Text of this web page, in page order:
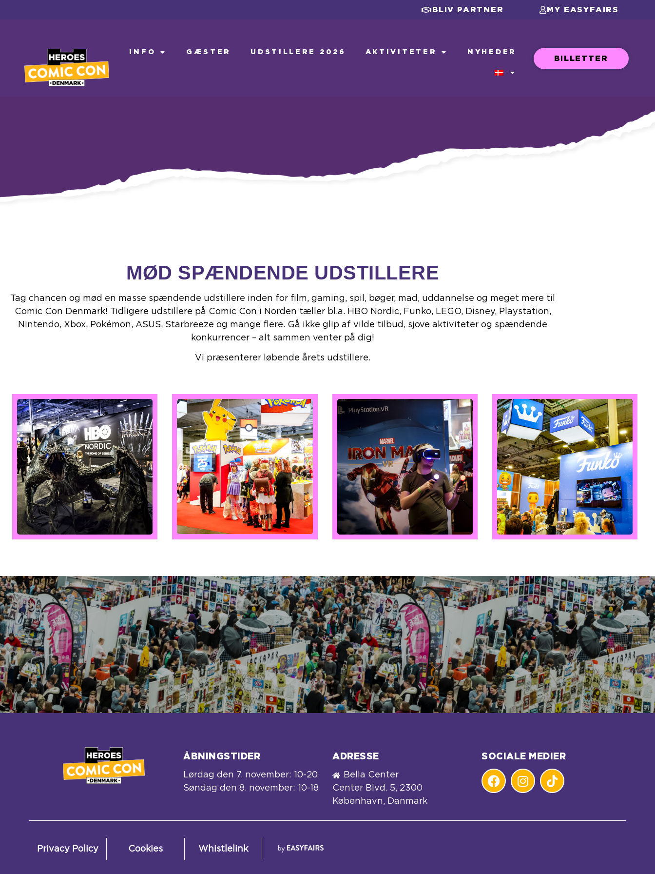
BLIV PARTNER MY EASYFAIRS
INFO GÆSTER UDSTILLERE 2026 AKTIVITETER NYHEDER
BILLETTER
MØD SPÆNDENDE UDSTILLERE
Tag chancen og mød en masse spændende udstillere inden for film, gaming, spil, bøger, mad, uddannelse og meget mere til
Comic Con Denmark! Tidligere udstillere på Comic Con i Norden tæller bl.a. HBO Nordic, Funko, LEGO, Disney, Playstation,
Nintendo, Xbox, Pokémon, ASUS, Starbreeze og mange flere. Gå ikke glip af vilde tilbud, sjove aktiviteter og spændende
konkurrencer – alt sammen venter på dig!
Vi præsenterer løbende årets udstillere.
ÅBNINGSTIDER
Lørdag den 7. november: 10-20
Søndag den 8. november: 10-18
ADRESSE
Bella Center
Center Blvd. 5, 2300
København, Danmark
SOCIALE MEDIER
Privacy Policy Cookies Whistlelink